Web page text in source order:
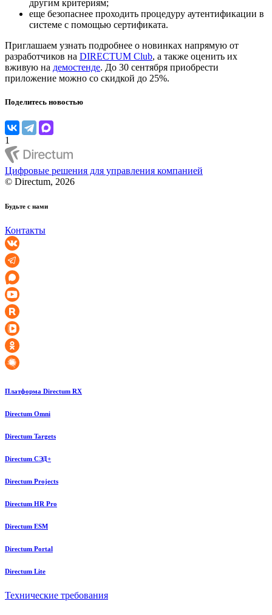
другим критериям;
еще безопаснее проходить процедуру аутентификации в
системе с помощью сертификата.
Приглашаем узнать подробнее о новинках напрямую от
разработчиков на DIRECTUM Club, а также оценить их
вживую на демостенде. До 30 сентября приобрести
приложение можно со скидкой до 25%.
Поделитесь новостью
1
Цифровые решения для управления компанией
© Directum, 2026
Будьте с нами
Контакты
Платформа Directum RX
Directum Omni
Directum Targets
Directum СЭД+
Directum Projects
Directum HR Pro
Directum ESM
Directum Portal
Directum Lite
Технические требования